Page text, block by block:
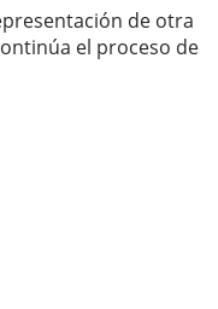
de otra
el proceso de